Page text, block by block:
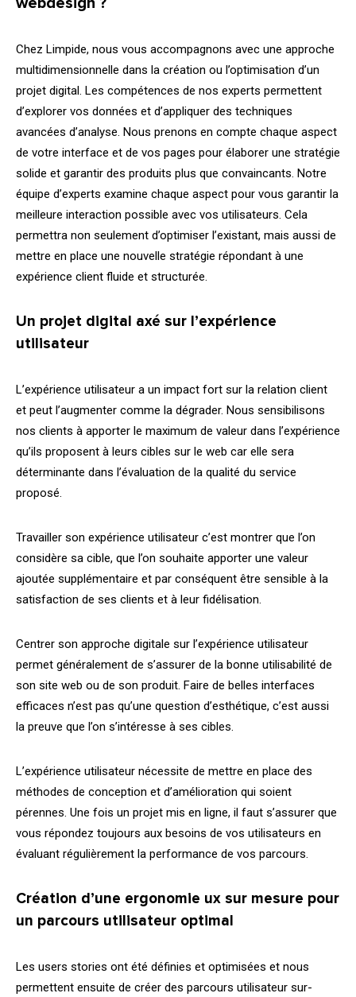
Chez Limpide, nous vous accompagnons avec une approche
multidimensionnelle dans la création ou l’optimisation d’un
projet digital. Les compétences de nos experts permettent
d’explorer vos données et d’appliquer des techniques
avancées d’analyse. Nous prenons en compte chaque aspect
de votre interface et de vos pages pour élaborer une stratégie
solide et garantir des produits plus que convaincants. Notre
équipe d’experts examine chaque aspect pour vous garantir la
meilleure interaction possible avec vos utilisateurs. Cela
permettra non seulement d’optimiser l’existant, mais aussi de
mettre en place une nouvelle stratégie répondant à une
expérience client fluide et structurée.
Un projet digital axé sur l’expérience
utilisateur
L’expérience utilisateur a un impact fort sur la relation client
et peut l’augmenter comme la dégrader. Nous sensibilisons
nos clients à apporter le maximum de valeur dans l’expérience
qu’ils proposent à leurs cibles sur le web car elle sera
déterminante dans l’évaluation de la qualité du service
proposé.
Travailler son expérience utilisateur c’est montrer que l’on
considère sa cible, que l’on souhaite apporter une valeur
ajoutée supplémentaire et par conséquent être sensible à la
satisfaction de ses clients et à leur fidélisation.
Centrer son approche digitale sur l’expérience utilisateur
permet généralement de s’assurer de la bonne utilisabilité de
son site web ou de son produit. Faire de belles interfaces
efficaces n’est pas qu’une question d’esthétique, c’est aussi
la preuve que l’on s’intéresse à ses cibles.
L’expérience utilisateur nécessite de mettre en place des
méthodes de conception et d’amélioration qui soient
pérennes. Une fois un projet mis en ligne, il faut s’assurer que
vous répondez toujours aux besoins de vos utilisateurs en
évaluant régulièrement la performance de vos parcours.
Création d’une ergonomie ux sur mesure pour
un parcours utilisateur optimal
Les users stories ont été définies et optimisées et nous
permettent ensuite de créer des parcours utilisateur sur-